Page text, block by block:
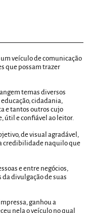
veículo de comunicação
que possam trazer
temas diversos
cidadania,
e tantos outros cujo
útil e confiável ao leitor.
de visual agradável,
credibilidade naquilo que
e entre negócios,
divulgação de suas
ganhou a
nela o veículo no qual